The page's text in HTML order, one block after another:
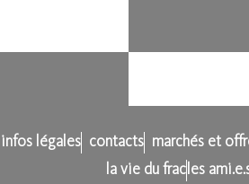
infos légales contacts marchés et
la vie du fracles